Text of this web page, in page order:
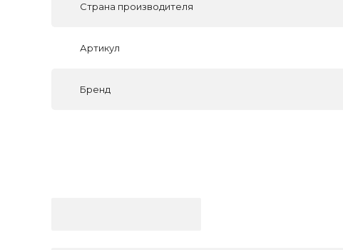
Страна производителя
Артикул
Бренд